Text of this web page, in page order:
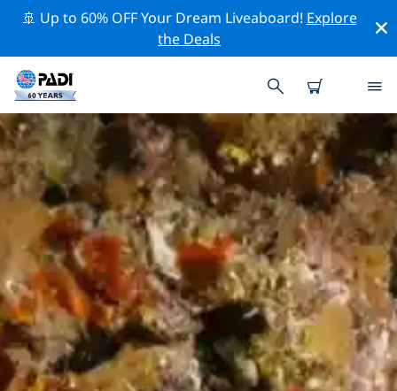
🚢 Up to 60% OFF Your Dream Liveaboard! Explore
the Deals